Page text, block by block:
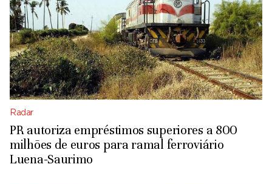
Radar
PR autoriza empréstimos superiores a 800
milhões de euros para ramal ferroviário
Luena-Saurimo